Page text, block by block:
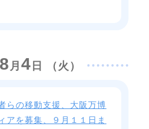
8 月 4 日 （火）
らの移動支援、大阪万博
を募集、９月１１日ま